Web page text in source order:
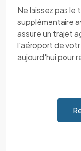
Ne laissez pas le
supplémentaire
assure un trajet
l'aéroport de
aujourd'hui pour